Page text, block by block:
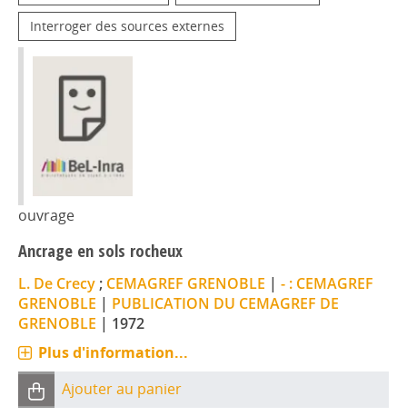
Interroger des sources externes
ouvrage
Ancrage en sols rocheux
L. De Crecy ; CEMAGREF GRENOBLE | - : CEMAGREF
GRENOBLE | PUBLICATION DU CEMAGREF DE
GRENOBLE | 1972
Plus d'information...
Ajouter au panier